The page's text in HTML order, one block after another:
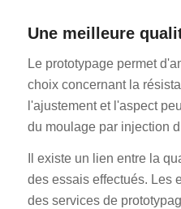
Une meilleure
Le prototypage permet
choix concernant la
l'ajustement et l'aspect
du moulage par injection
Il existe un lien entre la
des essais effectués. Les
des services de